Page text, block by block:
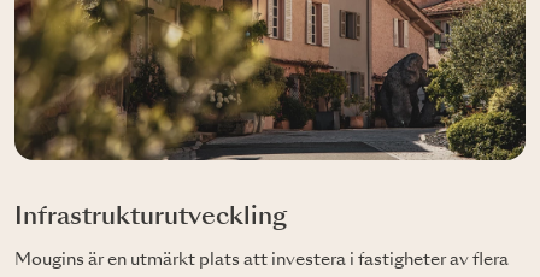
Infrastrukturutveckling
Mougins är en utmärkt plats att investera i fastigheter av flera